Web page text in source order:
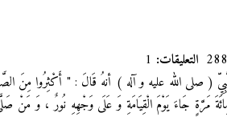
التعليقات:
( صلى الله عليه و آله ) أنهُ قَالَ : " أَكْثِرُوا
مَرَّةٍ جَاءَ يَوْمَ الْقِيَامَةِ وَ عَلَى وَجْهِهِ نُورٌ ، وَ مَنْ